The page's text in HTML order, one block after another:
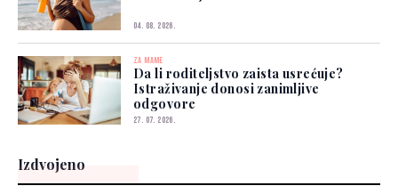
04. 08. 2026.
ZA MAME
Da li roditeljstvo zaista usrećuje?
Istraživanje donosi zanimljive
odgovore
27. 07. 2026.
Izdvojeno